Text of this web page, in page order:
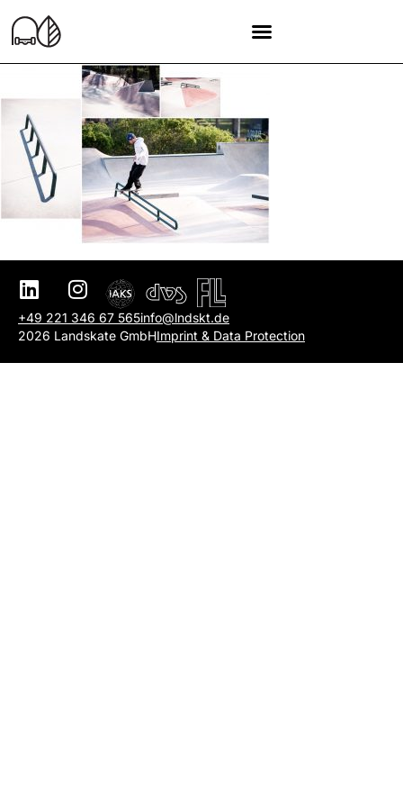
+49 221 346 67 565info@lndskt.de
2026 Landskate GmbHImprint & Data Protection